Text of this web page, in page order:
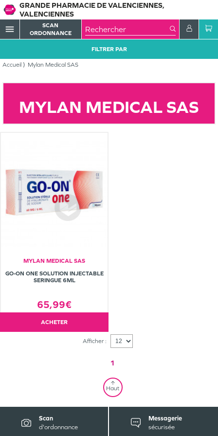
GRANDE PHARMACIE DE VALENCIENNES,
VALENCIENNES
menu
SCAN
ORDONNANCE
Accueil Mylan Medical SAS
FILTRER PAR
MYLAN MEDICAL SAS
MYLAN MEDICAL SAS
GO-ON ONE SOLUTION INJECTABLE
SERINGUE 6ML
65,99€
ACHETER
Afficher :
1
Haut
Scan
d'ordonnance
Messagerie
sécurisée